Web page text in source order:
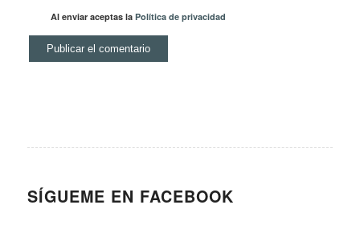
Al enviar aceptas laPolítica de privacidad
SÍGUEME EN FACEBOOK